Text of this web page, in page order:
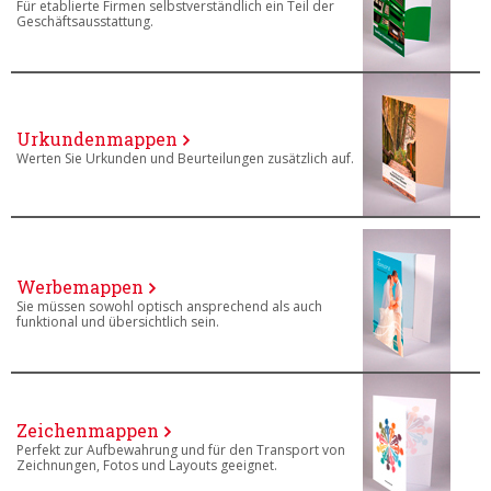
Für etablierte Firmen selbstverständlich ein Teil der
Geschäftsausstattung.
Urkundenmappen
Werten Sie Urkunden und Beurteilungen zusätzlich auf.
Werbemappen
Sie müssen sowohl optisch ansprechend als auch
funktional und übersichtlich sein.
Zeichenmappen
Perfekt zur Aufbewahrung und für den Transport von
Zeichnungen, Fotos und Layouts geeignet.